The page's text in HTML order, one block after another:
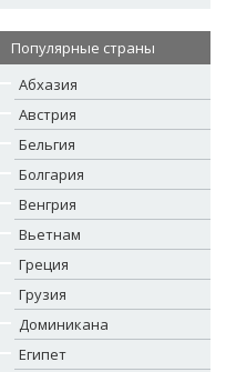
Популярные страны
Абхазия
Австрия
Бельгия
Болгария
Венгрия
Вьетнам
Греция
Грузия
Доминикана
Египет